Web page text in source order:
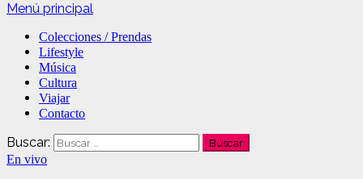
Menú principal
Colecciones / Prendas
Lifestyle
Música
Cultura
Viajar
Contacto
Buscar:
En vivo